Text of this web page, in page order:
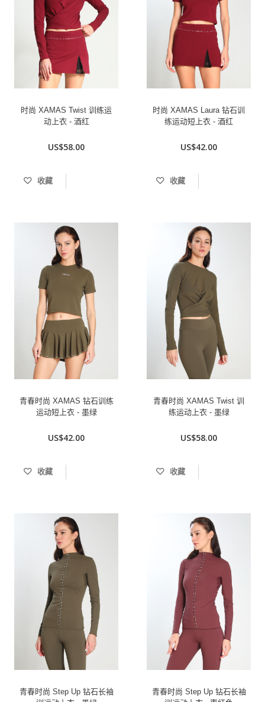
时尚 XAMAS Twist 训练运
动上衣 - 酒红
US$58.00
收藏
时尚 XAMAS Laura 钻石训
练运动短上衣 - 酒红
US$42.00
收藏
青春时尚 XAMAS 钻石训练
运动短上衣 - 墨绿
US$42.00
收藏
青春时尚 XAMAS Twist 训
练运动上衣 - 墨绿
US$58.00
收藏
青春时尚 Step Up 钻石长袖
青春时尚 Step Up 钻石长袖